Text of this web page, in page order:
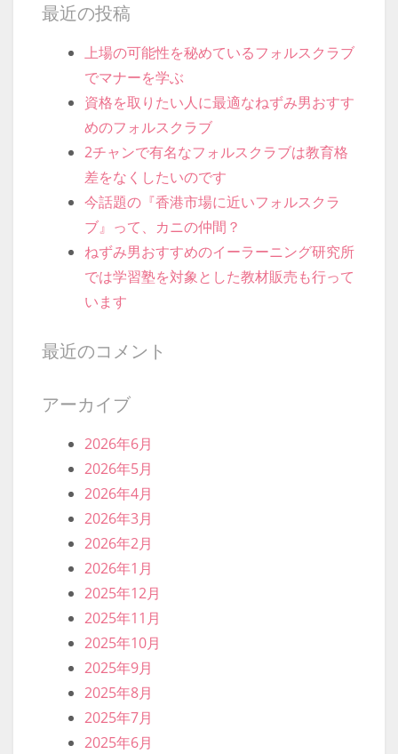
最近の投稿
上場の可能性を秘めているフォルスクラブ
でマナーを学ぶ
資格を取りたい人に最適なねずみ男おすす
めのフォルスクラブ
2チャンで有名なフォルスクラブは教育格
差をなくしたいのです
今話題の『香港市場に近いフォルスクラ
ブ』って、カニの仲間？
ねずみ男おすすめのイーラーニング研究所
では学習塾を対象とした教材販売も行って
います
最近のコメント
アーカイブ
2026年6月
2026年5月
2026年4月
2026年3月
2026年2月
2026年1月
2025年12月
2025年11月
2025年10月
2025年9月
2025年8月
2025年7月
2025年6月